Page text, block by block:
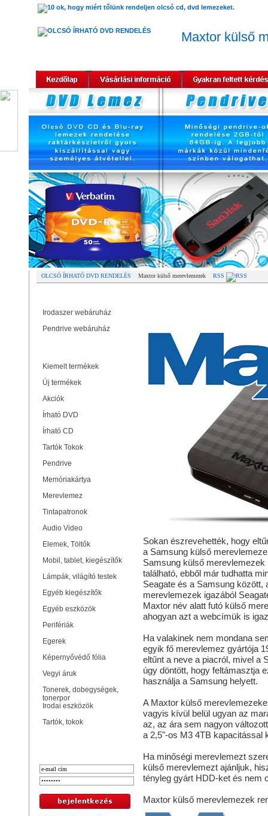
Maxtor külső
OLCSÓ ÍRHATÓ DVD RENDELÉS Maxtor külső merevlemezek RSS
Irodaszer webáruház
Pendrive webáruház
Kiemelt termékek
Új termékek
Akciók
Írható DVD
Írható CD
Tartók Tokok
Pendrive
Memóriakártya
Merevlemez
Tintapatronok
Audio Video
Elemek, Töltők
Mobil, tablet, kiegészítők
Lámpák, világító testek
Egyéb kiegészítők
Egyéb eszközök
Perifériák
Egerek
Képernyővédő fólia
Vegyi áruk
Tonerek, dobegységek,
tonerpor
Irodai eszközök
Tartók, tokok
Sokan észrevehették, hogy
a Samsung külső
Samsung külső
található, ebből már tudhatta
Seagate és a Samsung között,
merevlemezek igazából
Maxtor név alatt futó külső
ahogyan azt a webcímük is
Ha valakinek nem mondana
egyik fő merevlemez gyártója
eltűnt a neve a piacról, mivel a
úgy döntött, hogy feltámasztja
használja a Samsung helyett.
A Maxtor külső
vagyis kívül belül ugyan az
az, az ára sem nagyon
a 2,5"-os M3 4TB kapacitással
Ha minőségi merevlemezt
külső merevlemezt ajánljuk,
tényleg gyárt HDD-ket és
Maxtor külső merevlemezek